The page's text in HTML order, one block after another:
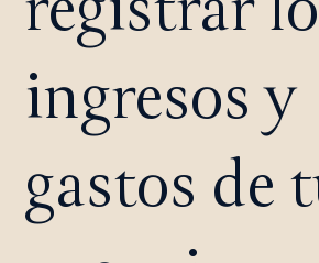
ingresos y
gastos de